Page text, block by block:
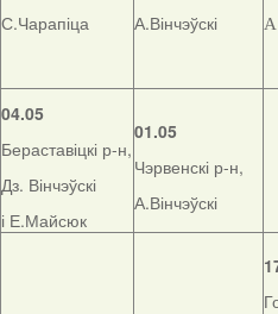
С.Чарапіца
А.Вінчэўскі
04.05
Бераставіцкі р-н,
Дз. Вінчэўскі
і Е.Майсюк
01.05
Чэрвенскі р-н,
А.Вінчэўскі